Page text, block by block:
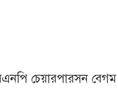
চেয়ারপারসন বেগম